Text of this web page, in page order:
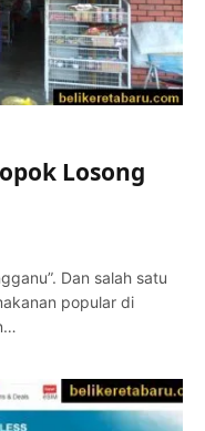
Losong
Dan salah satu
popular di